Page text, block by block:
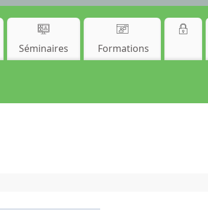
Séminaires Formations